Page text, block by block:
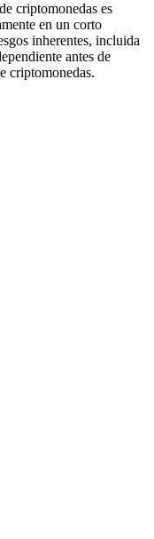
criptomonedas es
en un corto
inherentes, incluida
antes de
criptomonedas.